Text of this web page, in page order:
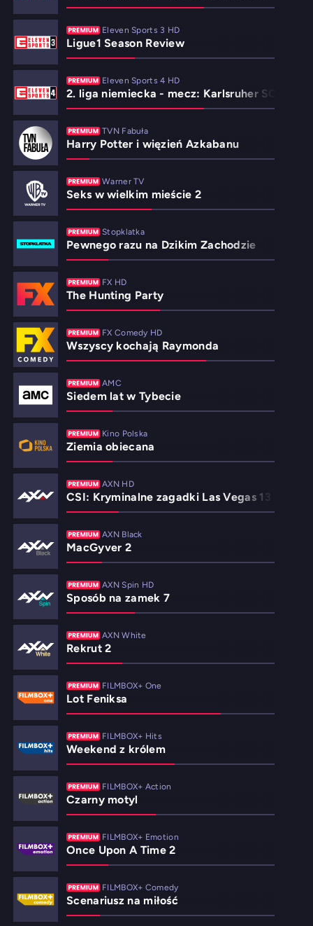
Eleven Sports 3 HD
Ligue1 Season Review
Eleven Sports 4 HD
2. liga niemiecka - mecz: Karlsruher SC -
TVN Fabuła
Harry Potter i więzień Azkabanu
Warner TV
Seks w wielkim mieście 2
Stopklatka
Pewnego razu na Dzikim Zachodzie
FX HD
The Hunting Party
FX Comedy HD
Wszyscy kochają Raymonda
AMC
Siedem lat w Tybecie
Kino Polska
Ziemia obiecana
AXN HD
CSI: Kryminalne zagadki Las Vegas 13
AXN Black
MacGyver 2
AXN Spin HD
Sposób na zamek 7
AXN White
Rekrut 2
FILMBOX+ One
Lot Feniksa
FILMBOX+ Hits
Weekend z królem
FILMBOX+ Action
Czarny motyl
FILMBOX+ Emotion
Once Upon A Time 2
FILMBOX+ Comedy
Scenariusz na miłość